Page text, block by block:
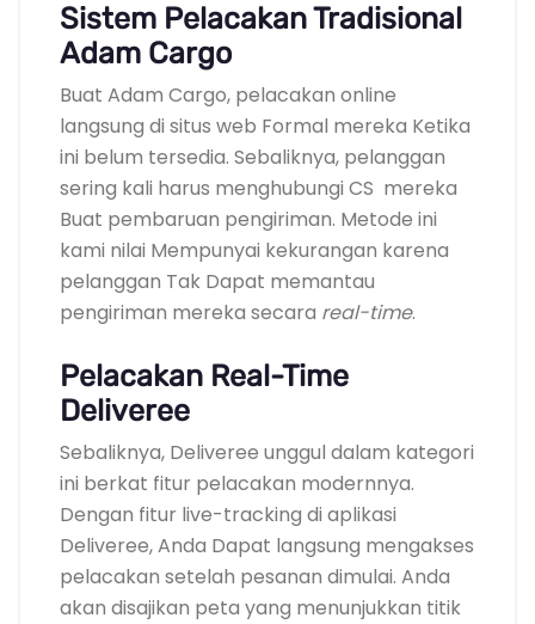
Sistem Pelacakan Tradisional
Adam Cargo
Buat Adam Cargo, pelacakan online
langsung di situs web Formal mereka Ketika
ini belum tersedia. Sebaliknya, pelanggan
sering kali harus menghubungi CS mereka
Buat pembaruan pengiriman. Metode ini
kami nilai Mempunyai kekurangan karena
pelanggan Tak Dapat memantau
pengiriman mereka secara real-time.
Pelacakan Real-Time
Deliveree
Sebaliknya, Deliveree unggul dalam kategori
ini berkat fitur pelacakan modernnya.
Dengan fitur live-tracking di aplikasi
Deliveree, Anda Dapat langsung mengakses
pelacakan setelah pesanan dimulai. Anda
akan disajikan peta yang menunjukkan titik